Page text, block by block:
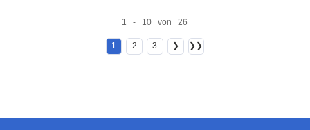
1 - 10 von 26
1 2 3 ❯ ❯❯